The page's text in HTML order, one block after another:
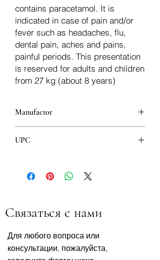
contains paracetamol. It is
indicated in case of pain and/or
fever such as headaches, flu,
dental pain, aches and pains,
painful periods. This presentation
is reserved for adults and children
from 27 kg (about 8 years)
Manufactor
UPC
Связаться с нами
Для любого вопроса или
консультации, пожалуйста,